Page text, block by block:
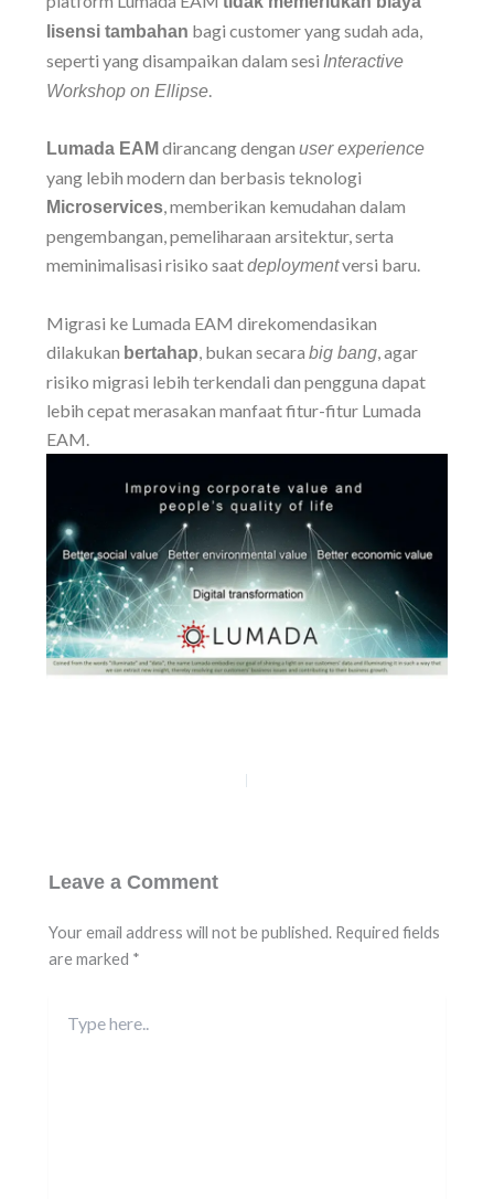
lisensi tambahan bagi customer yang sudah ada,
seperti yang disampaikan dalam sesi Interactive
Workshop on Ellipse.
Lumada EAM dirancang denganuser experience
yang lebih modern dan berbasis teknologi
Microservices, memberikan kemudahan dalam
pengembangan, pemeliharaan arsitektur, serta
meminimalisasi risiko saatdeploymentversi baru.
Migrasi ke Lumada EAM direkomendasikan
dilakukan bertahap, bukan secarabig bang, agar
risiko migrasi lebih terkendali dan pengguna dapat
lebih cepat merasakan manfaat fitur-fitur Lumada
EAM.
Leave a Comment
Your email address will not be published. Required fields
are marked *
here..